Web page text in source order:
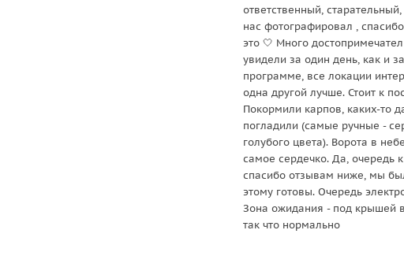
ответственный,
нас фотографировал ,
это 🤍 Много
увидели за один день, как и
программе, все локации
одна другой лучше. Стоит к
Покормили карпов, каких-то
погладили (самые ручные -
голубого цвета). Ворота в
самое сердечко. Да, очередь
спасибо отзывам ниже, мы
этому готовы. Очередь
Зона ожидания - под крышей
так что нормально